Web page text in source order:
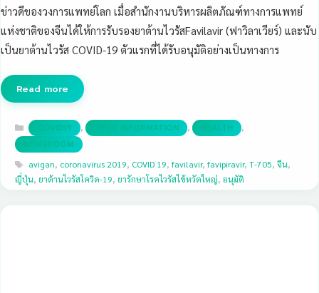
ข่าวดีของวงการแพทย์โลก เมื่อสำนักงานบริหารผลิตภัณฑ์ทางการแพทย์
แห่งชาติของจีนได้ให้การรับรองยาต้านไวรัสFavilavir (ฟาวิลาเวียร์) และนับ
เป็นยาต้านไวรัส COVID-19 ตัวแรกที่ได้รับอนุมัติอย่างเป็นทางการ
Read more
Categories
COVID19 , DRUG INFORMATION , HEALTH ,
NEWSROOM
Tags
avigan, coronavirus 2019, COVID 19,favilavir,favipiravir,T-705,จีน,
ญี่ปุ่น, ยาต้านไวรัสโควิด-19, ยารักษาโรคไวรัสไข้หวัดใหญ่, อนุมัติ